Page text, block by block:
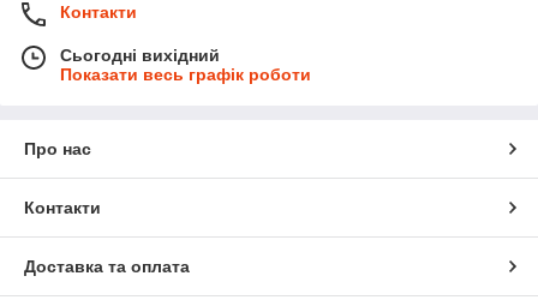
Контакти
Сьогодні вихідний
Показати весь графік роботи
Про нас
Контакти
Доставка та оплата